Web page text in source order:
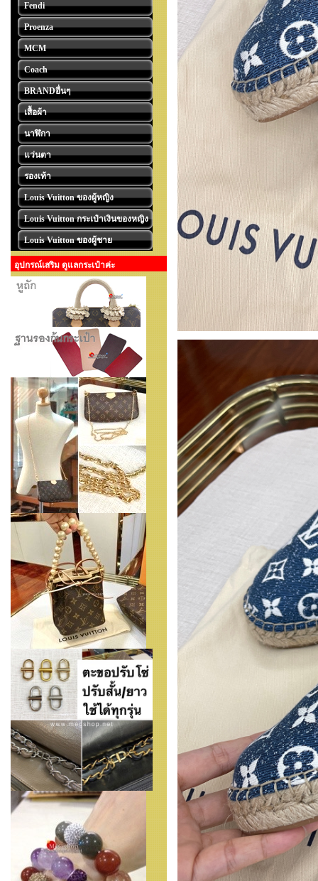
Fendi
Proenza
MCM
Coach
BRANDอื่นๆ
เสื้อผ้า
นาฬิกา
แว่นตา
รองเท้า
Louis Vuitton ของผู้หญิง
Louis Vuitton กระเป๋าเงินของหญิง
Louis Vuitton ของผู้ชาย
อุปกรณ์เสริม ดูแลกระเป๋าค่ะ